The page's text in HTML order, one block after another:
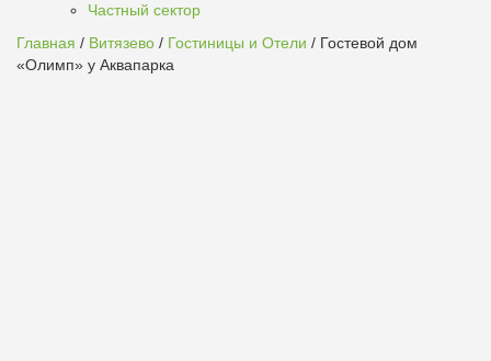
Частный сектор
Главная / Витязево / Гостиницы и Отели / Гостевой дом
«Олимп» у Аквапарка